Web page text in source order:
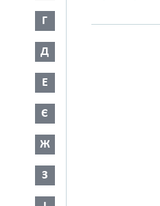
Г
Д
Е
Є
Ж
З